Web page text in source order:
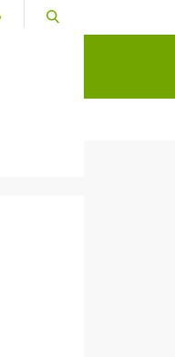
Версия для слабовидящих